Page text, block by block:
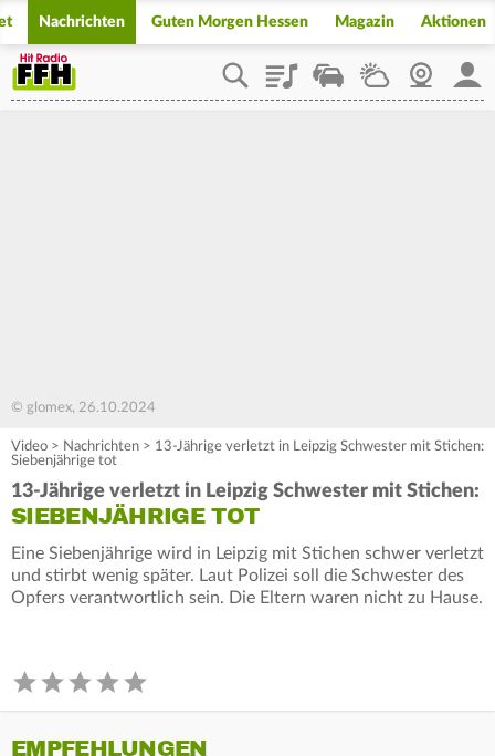
Nachrichten Guten Morgen Hessen Magazin Aktionen
PlaylistStaupilotWetterWebcam
© glomex, 26.10.2024
Video > Nachrichten > 13-Jährige verletzt in Leipzig Schwester mit Stichen:
Siebenjährige tot
13-Jährige verletzt in Leipzig Schwester mit Stichen:
SIEBENJÄHRIGE TOT
Eine Siebenjährige wird in Leipzig mit Stichen schwer verletzt
und stirbt wenig später. Laut Polizei soll die Schwester des
Opfers verantwortlich sein. Die Eltern waren nicht zu Hause.
EMPFEHLUNGEN